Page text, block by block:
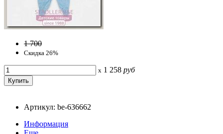
1 700
Скидка 26%
x 1 258 руб
Артикул: be-636662
Информация